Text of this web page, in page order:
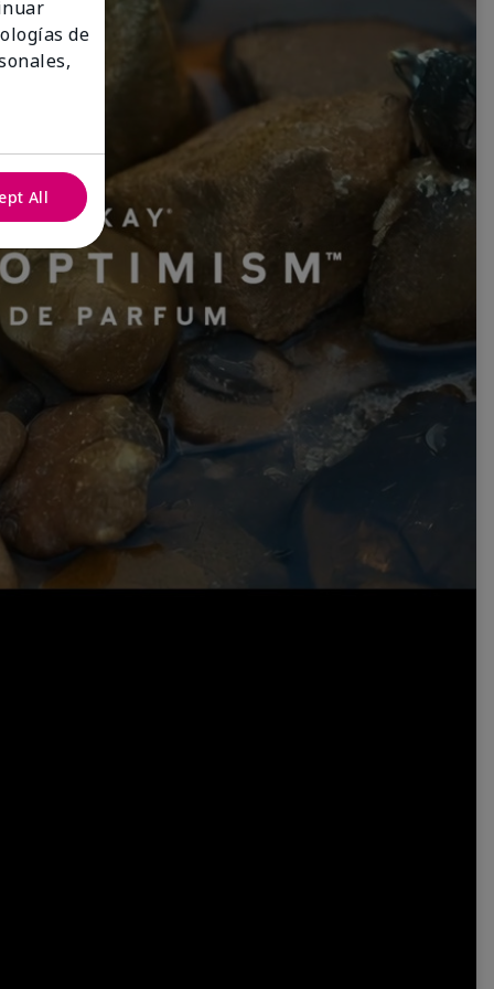
de
All